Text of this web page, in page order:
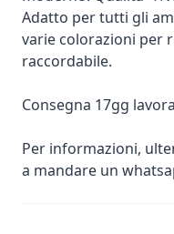
Adatto per tutti gli
varie colorazioni per
raccordabile.
Consegna 17gg
Per informazioni,
a mandare un